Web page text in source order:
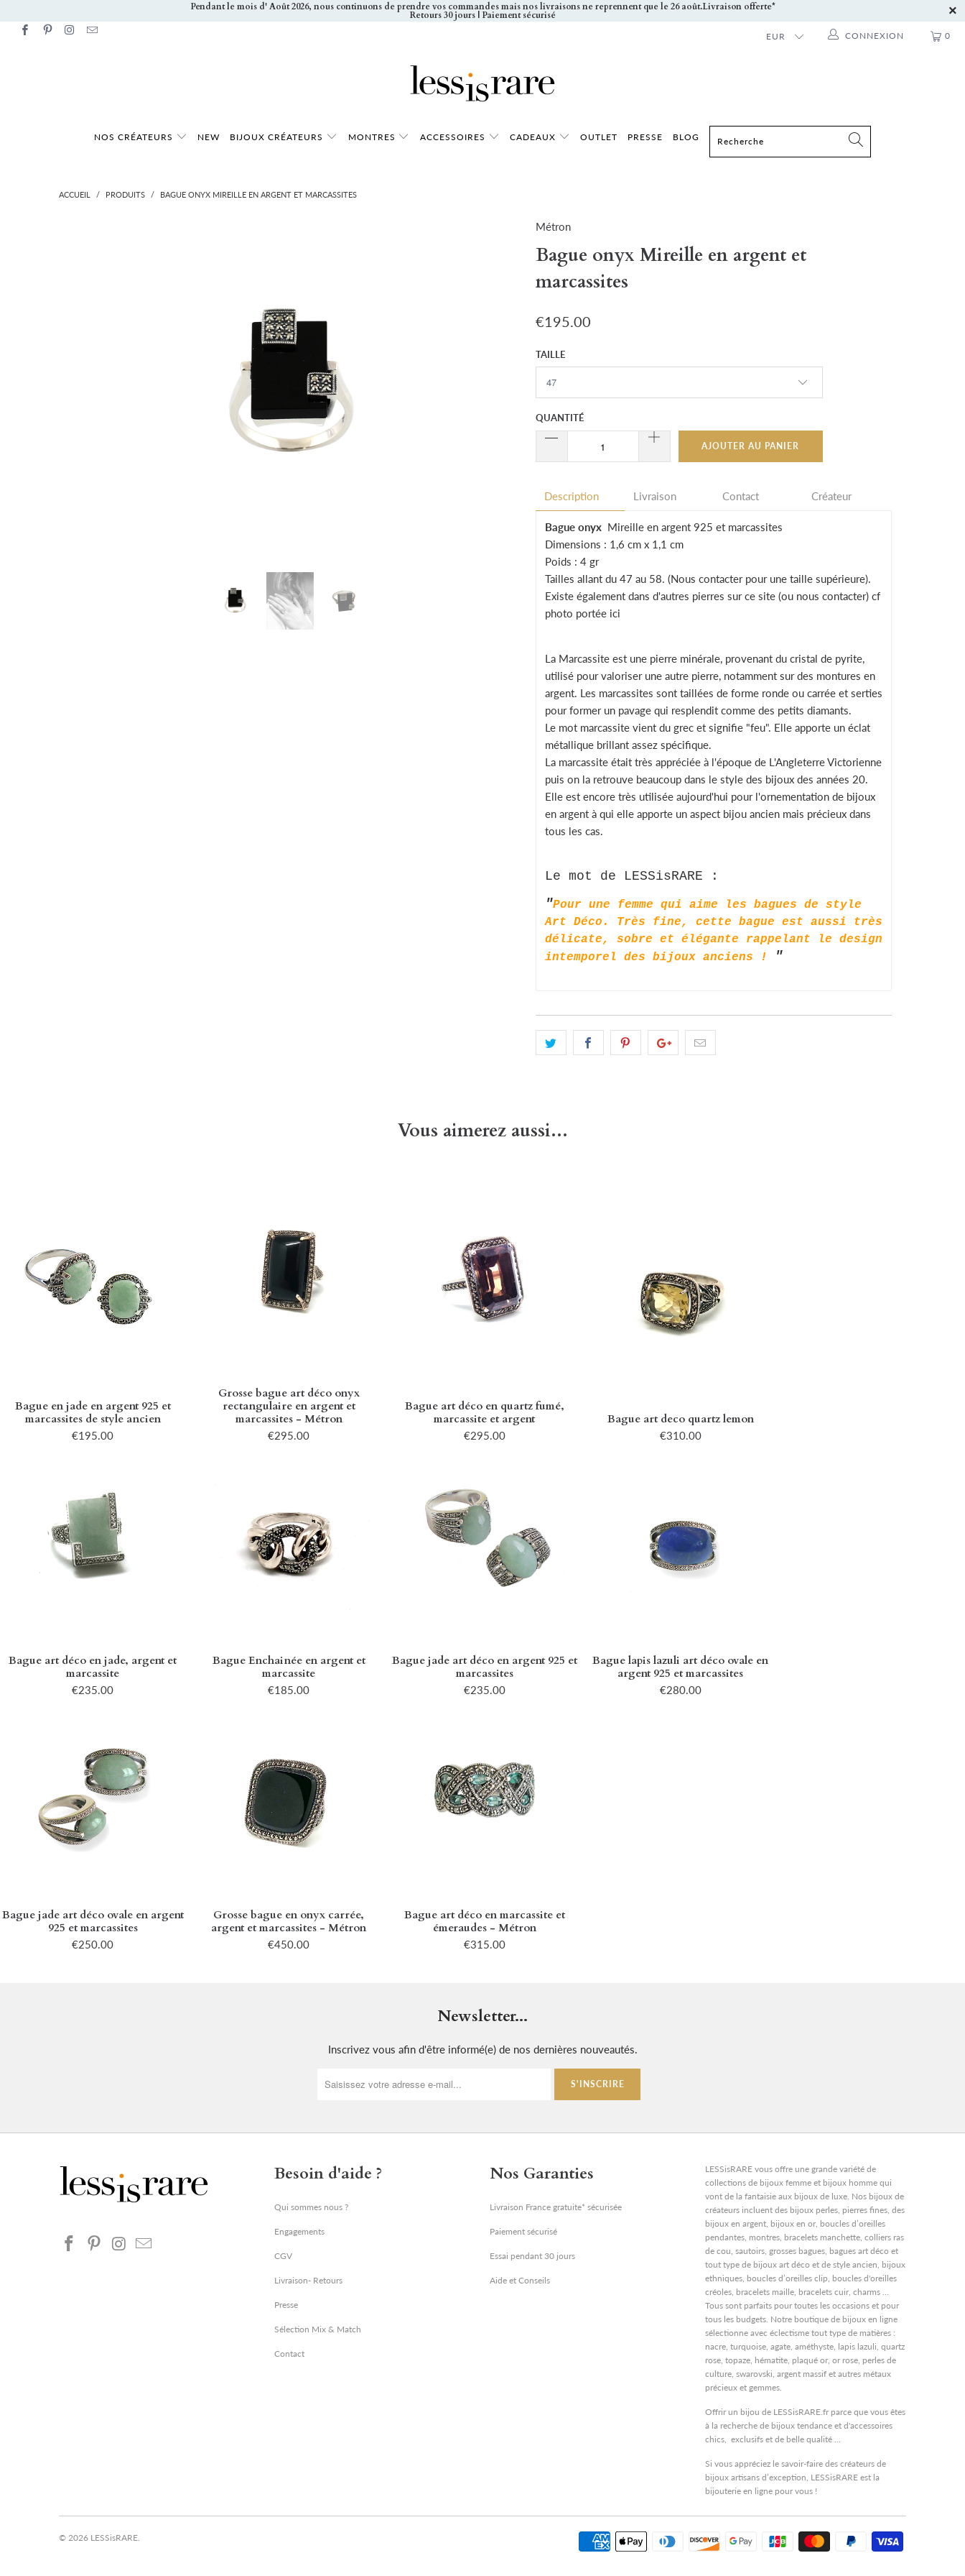
Pendant le mois d' Août 2026, nous continuons de prendre vos commandes mais nos livraisons ne reprennent que le 26 août.Livraison offerte*
Retours 30 jours | Paiement sécurisé
0
CONNEXION
NOS CRÉATEURS NEW BIJOUX CRÉATEURS MONTRES ACCESSOIRES CADEAUX OUTLET PRESSE BLOG
ACCUEIL / PRODUITS / BAGUE ONYX MIREILLE EN ARGENT ET MARCASSITES
Métron
Bague onyx Mireille en argent et
marcassites
€195.00
TAILLE
QUANTITÉ
AJOUTER AU PANIER
Description Livraison Contact Créateur
Bague onyxMireille en argent 925 et marcassites
Dimensions : 1,6 cm x 1,1 cm
Poids : 4 gr
Tailles allant du 47 au 58. (Nous contacter pour une taille supérieure).
Existe également dans d'autres pierres sur ce site (ou nous contacter) cf
photo portée ici
La Marcassite est une pierre minérale, provenant du cristal de pyrite,
utilisé pour valoriser une autre pierre, notamment sur des montures en
argent. Les marcassites sont taillées de forme ronde ou carrée et serties
pour former un pavage qui resplendit comme des petits diamants.
Le mot marcassite vient du grec et signifie "feu". Elle apporte un éclat
métallique brillant assez spécifique.
La marcassite était très appréciée à l'époque de L'Angleterre Victorienne
puis on la retrouve beaucoup dans le style des bijoux des années 20.
Elle est encore très utilisée aujourd'hui pour l'ornementation de bijoux
en argent à qui elle apporte un aspect bijou ancien mais précieux dans
tous les cas.
Le mot de LESSisRARE :
"Pour une femme qui aime les bagues de style
Art Déco. Très fine, cette bague est aussi très
délicate, sobre et élégante rappelant le design
intemporel des bijoux anciens !
"
Vous aimerez aussi...
Bague en jade en argent 925 et
marcassites de style ancien
€195.00
Grosse bague art déco onyx
rectangulaire en argent et
marcassites - Métron
€295.00
Bague art déco en quartz fumé,
marcassite et argent
€295.00
Bague art deco quartz lemon
€310.00
Bague art déco en jade, argent et
marcassite
€235.00
Bague Enchainée en argent et
marcassite
€185.00
Bague jade art déco en argent 925 et
marcassites
€235.00
Bague lapis lazuli art déco ovale en
argent 925 et marcassites
€280.00
Bague jade art déco ovale en argent
925 et marcassites
€250.00
Grosse bague en onyx carrée,
argent et marcassites - Métron
€450.00
Bague art déco en marcassite et
émeraudes - Métron
€315.00
Newsletter...
Inscrivez vous afin d'être informé(e) de nos dernières nouveautés.
Besoin d'aide ?
Qui sommes nous ?
Engagements
CGV
Livraison- Retours
Presse
Sélection Mix & Match
Contact
Nos Garanties
Livraison France gratuite* sécurisée
Paiement sécurisé
Essai pendant 30 jours
Aide et Conseils
LESSisRARE vous offre une grande variété de
collections de bijoux femme et bijoux homme qui
vont de la fantaisie aux bijoux de luxe. Nos bijoux de
créateurs incluent des bijoux perles, pierres fines, des
bijoux en argent, bijoux en or, boucles d’oreilles
pendantes, montres, bracelets manchette, colliers ras
de cou, sautoirs, grosses bagues, bagues art déco et
tout type de bijoux art déco et de style ancien, bijoux
ethniques, boucles d’oreilles clip, boucles d'oreilles
créoles, bracelets maille, bracelets cuir, charms …
Tous sont parfaits pour toutes les occasions et pour
tous les budgets. Notre boutique de bijoux en ligne
sélectionne avec éclectisme tout type de matières :
nacre, turquoise, agate, améthyste, lapis lazuli, quartz
rose, topaze, hématite, plaqué or, or rose, perles de
culture, swarovski, argent massif et autres métaux
précieux et gemmes.
Offrir un bijou de LESSisRARE.fr parce que vous êtes
à la recherche de bijoux tendance et d'accessoires
chics, exclusifs et de belle qualité ...
Si vous appréciez le savoir-faire des créateurs de
bijoux artisans d’exception, LESSisRARE est la
bijouterie en ligne pour vous !
© 2026 LESSisRARE